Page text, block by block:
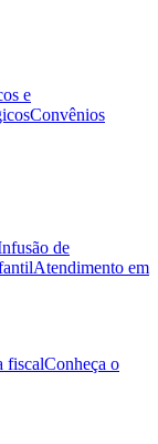
e
Convênios
de
Atendimento em
fiscalConheça o